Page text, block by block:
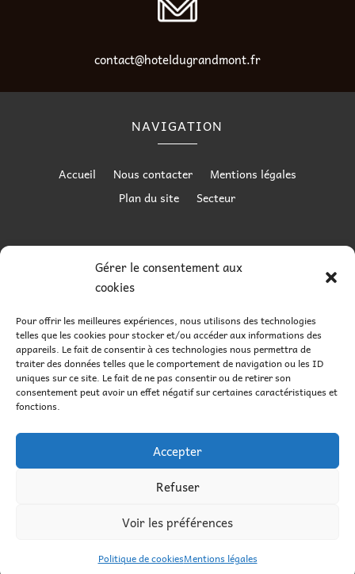
Gérer le consentement aux
cookies
Pour offrir les meilleures expériences, nous utilisons des technologies
telles que les cookies pour stocker et/ou accéder aux informations des
appareils. Le fait de consentir à ces technologies nous permettra de
traiter des données telles que le comportement de navigation ou les ID
uniques sur ce site. Le fait de ne pas consentir ou de retirer son
consentement peut avoir un effet négatif sur certaines caractéristiques et
fonctions.
Accepter
Refuser
Voir les préférences
Politique de cookiesMentions légales
contact@hoteldugrandmont.fr
NAVIGATION
Accueil Nous contacter
Mentions légales
Plan du site
Secteur
RÉALISATION
Hôtel à Hauteluce
Hôtel à Albertville
© Hôtel Du Grand Mont - 2026 - Tous droits
réservés